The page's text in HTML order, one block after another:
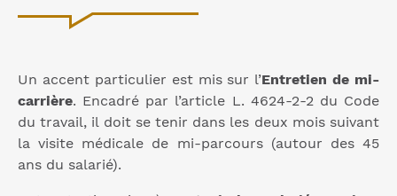
Un accent particulier est mis sur l’Entretien de mi-
carrière. Encadré par l’article L. 4624-2-2 du Code
du travail, il doit se tenir dans les deux mois suivant
la visite médicale de mi-parcours (autour des 45
ans du salarié).